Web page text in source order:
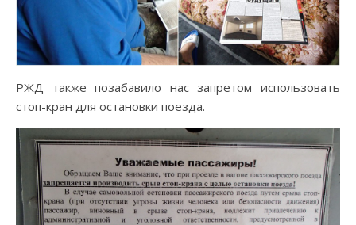
РЖД также позабавило нас запретом использовать
стоп-кран для остановки поезда.